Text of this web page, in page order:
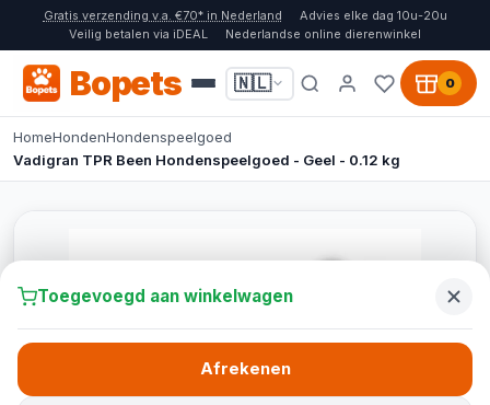
Gratis verzending v.a. €70* in Nederland
Advies elke dag 10u-20u
Veilig betalen via iDEAL
Nederlandse online dierenwinkel
Bopets 🇳🇱 0
HomeHondenHondenspeelgoed
Vadigran TPR Been Hondenspeelgoed - Geel - 0.12 kg
Toegevoegd aan winkelwagen
Afrekenen